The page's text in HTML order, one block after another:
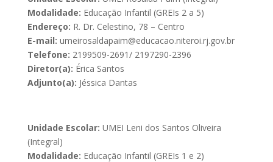
Modalidade: Educação Infantil (GREIs 2 a 5)
Endereço: R. Dr. Celestino, 78 – Centro
E-mail: umeirosaldapaim@educacao.niteroi.rj.gov.br
Telefone: 2199509-2691/ 2197290-2396
Diretor(a): Érica Santos
Adjunto(a): Jéssica Dantas
Unidade Escolar: UMEI Leni dos Santos Oliveira
(Integral)
Modalidade: Educação Infantil (GREIs 1 e 2)